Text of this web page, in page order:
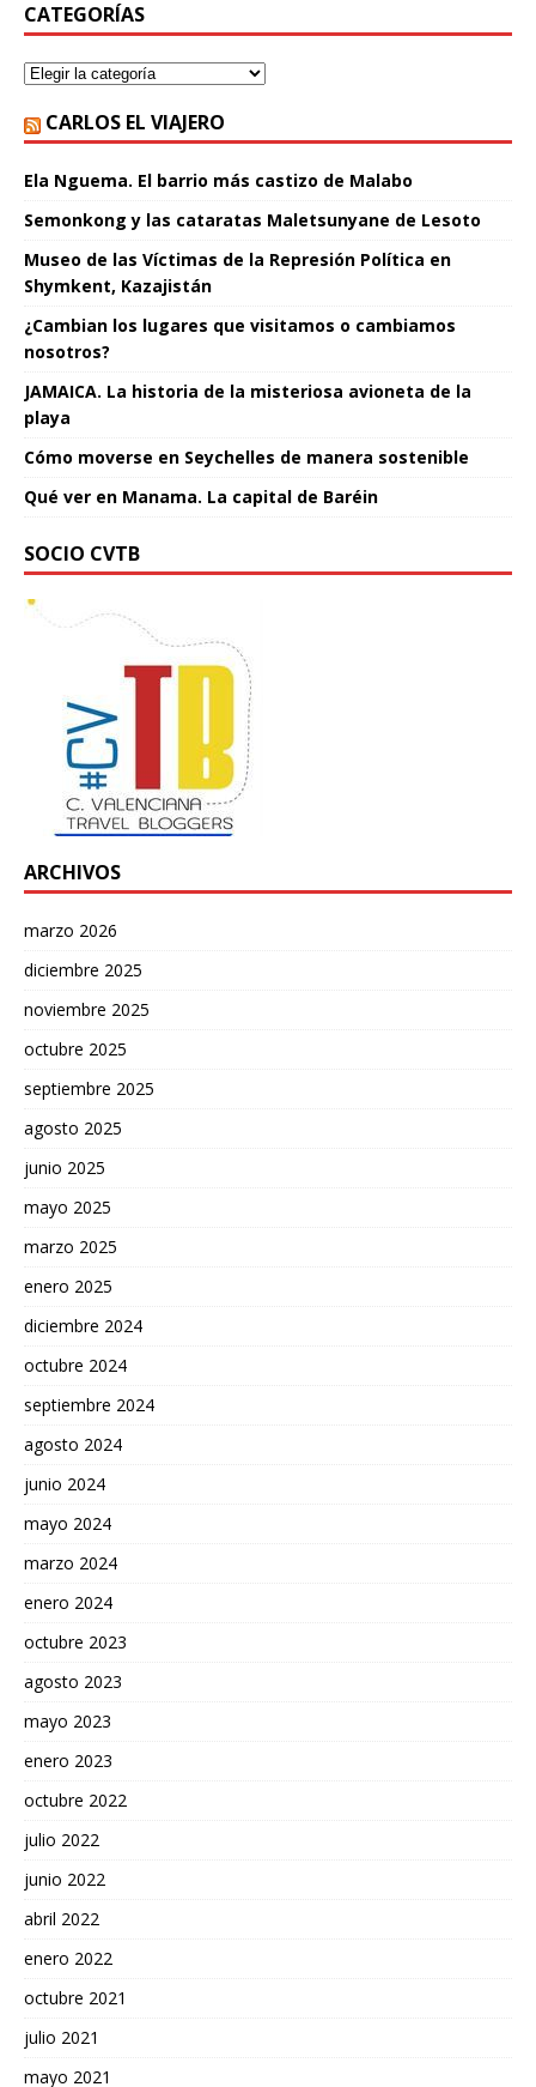
CATEGORÍAS
CARLOS EL VIAJERO
Ela Nguema. El barrio más castizo de Malabo
Semonkong y las cataratas Maletsunyane de Lesoto
Museo de las Víctimas de la Represión Política en
Shymkent, Kazajistán
¿Cambian los lugares que visitamos o cambiamos
nosotros?
JAMAICA. La historia de la misteriosa avioneta de la
playa
Cómo moverse en Seychelles de manera sostenible
Qué ver en Manama. La capital de Baréin
SOCIO CVTB
ARCHIVOS
marzo 2026
diciembre 2025
noviembre 2025
octubre 2025
septiembre 2025
agosto 2025
junio 2025
mayo 2025
marzo 2025
enero 2025
diciembre 2024
octubre 2024
septiembre 2024
agosto 2024
junio 2024
mayo 2024
marzo 2024
enero 2024
octubre 2023
agosto 2023
mayo 2023
enero 2023
octubre 2022
julio 2022
junio 2022
abril 2022
enero 2022
octubre 2021
julio 2021
mayo 2021